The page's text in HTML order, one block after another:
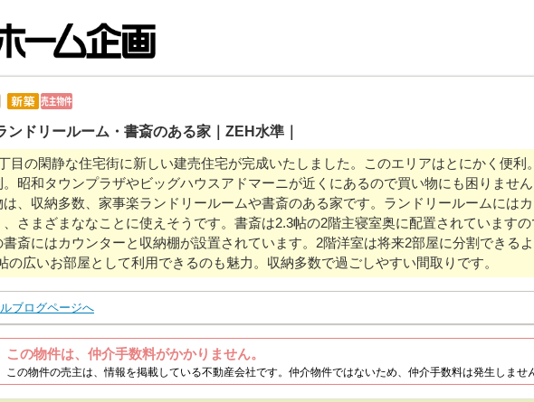
ンドリールーム・書斎のある家｜ZEH水準｜
目の閑静な住宅街に新しい建売住宅が完成いたしました。このエリアはとにかく便利
。昭和タウンプラザやビッグハウスアドマーニが近くにあるので買い物にも困りませ
、収納多数、家事楽ランドリールームや書斎のある家です。ランドリールームには
、さまざまななことに使えそうです。書斎は2.3帖の2階主寝室奥に配置されています
書斎にはカウンターと収納棚が設置されています。2階洋室は将来2部屋に分割できる
の広いお部屋として利用できるのも魅力。収納多数で過ごしやすい間取りです。
ブログページへ
この物件は、仲介手数料がかかりません。
この物件の売主は、情報を掲載している不動産会社です。仲介物件ではないため、仲介手数料は発生しませ